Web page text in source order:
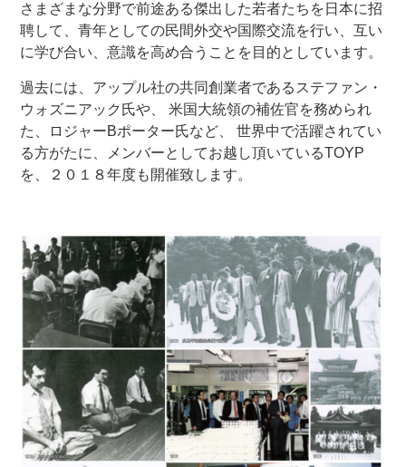
さまざまな分野で前途ある傑出した若者たちを日本に招
聘して、青年としての民間外交や国際交流を行い、互い
に学び合い、意識を高め合うことを目的としています。
過去には、アップル社の共同創業者であるステファン・
ウォズニアック氏や、 米国大統領の補佐官を務められ
た、ロジャーBポーター氏など、 世界中で活躍されてい
る方がたに、メンバーとしてお越し頂いているTOYP
を、２０１８年度も開催致します。